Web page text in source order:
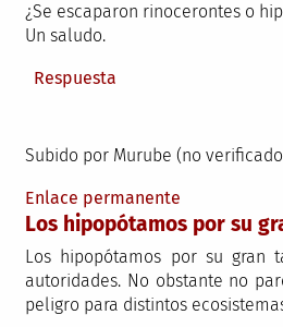
¿Se escaparon rinocerontes o
Un saludo.
Respuesta
Subido por Murube (no
Enlace permanente
Los hipopótamos por su
Los hipopótamos por su
autoridades. No obstante no
peligro para distintos